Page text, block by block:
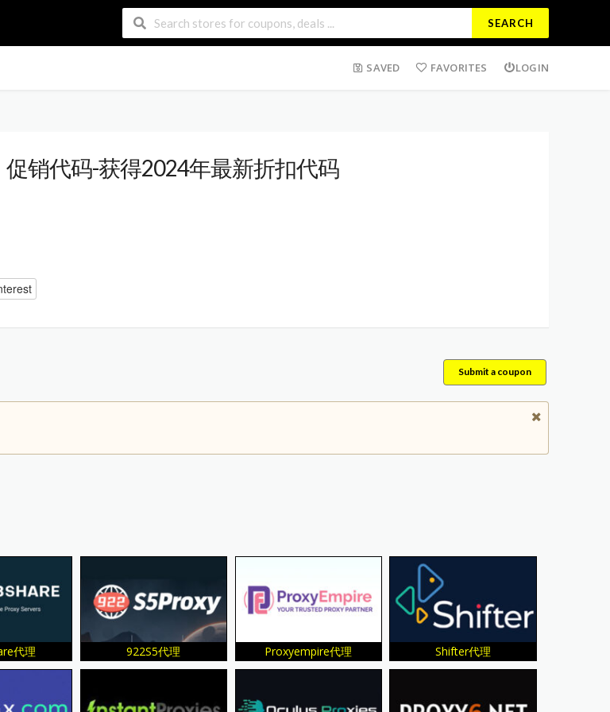
SEARCH
SAVED FAVORITES LOGIN
销代码-获得2024年最新折扣代码
Submit a coupon
代理 922S5代理 Proxyempire代理 Shifter代理